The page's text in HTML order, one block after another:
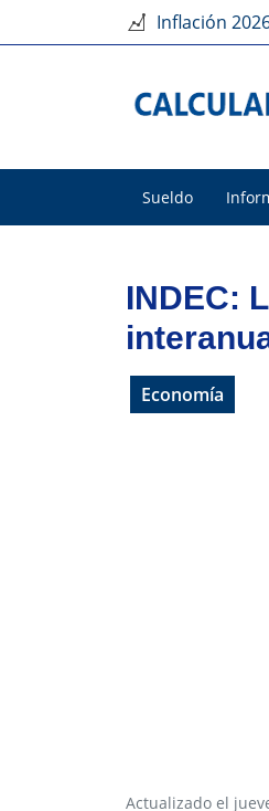
Inflación
Sueldo
INDEC:
Economía
Actualizado el